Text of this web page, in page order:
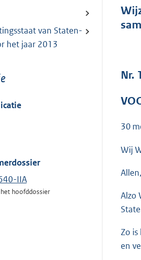
van Staten-
het jaar 2013
IIA
hoofddossier
Nr. 1
30
Wij
Alzo
Zo
en